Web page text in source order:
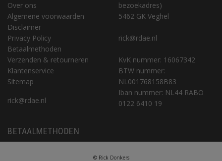
Over ons
Algemene voorwaarden
Disclaimer
Privacy Policy
Betaalmethoden
Verzenden & retourneren
Klantenservice
Sitemap
rick@rdae.nl
bezoekadres)
5462 GK Veghel
rick@rdae.nl
KvK nummer: 16067342
BTW nummer:
NL001768158B83
Iban nummer: NL44 RABO
0122 6410 19
BETAALMETHODEN
© Rick Donkers